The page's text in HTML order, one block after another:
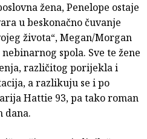
žena, Penelope ostaje
u beskonačno čuvanje
života“, Megan/Morgan
spola. Sve te žene
različitog porijekla i
a razlikuju se i po
Hattie 93, pa tako roman
dana.